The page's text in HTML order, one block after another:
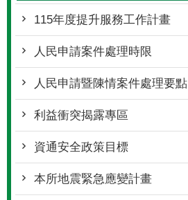
115年度提升服務工作計畫
人民申請案件處理時限
人民申請暨陳情案件處理要點
利益衝突揭露專區
資通安全政策目標
本所地震緊急應變計畫